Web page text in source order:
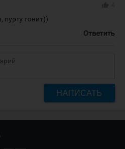
пургу гонит))
Ответить
НАПИСАТЬ